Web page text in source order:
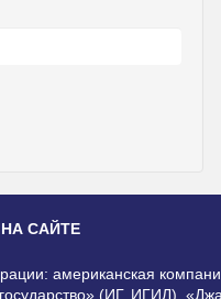
САЙТЕ
американская
(ИГ, ИГИЛ),